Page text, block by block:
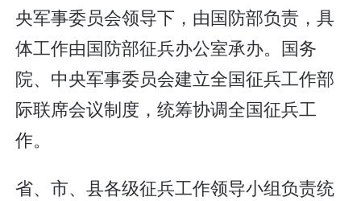
央军事委员会领导下，由国防部负责，具
体工作由国防部征兵办公室承办。国务
院、中央军事委员会建立全国征兵工作部
际联席会议制度，统筹协调全国征兵工
作。
省、市、县各级征兵工作领导小组负责统